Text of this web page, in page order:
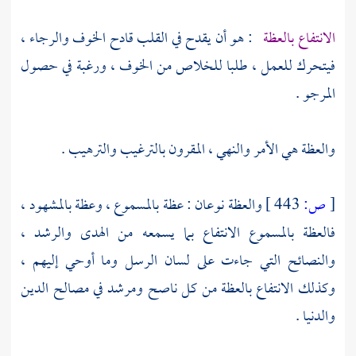
الانتفاع بالعظة : هو أن يقدح في القلب قادح الخوف والرجاء ،
فيتحرك للعمل ، طلبا للخلاص من الخوف ، ورغبة في حصول
المرجو .
والعظة هي الأمر والنهي ، المقرون بالترغيب والترهيب .
[ص:
والعظة نوعان : عظة بالمسموع ، وعظة بالمشهود ،
فالعظة بالمسموع الانتفاع بما يسمعه من الهدى والرشد ،
والنصائح التي جاءت على لسان الرسل وما أوحي إليهم ،
وكذلك الانتفاع بالعظة من كل ناصح ومرشد في مصالح الدين
والدنيا .